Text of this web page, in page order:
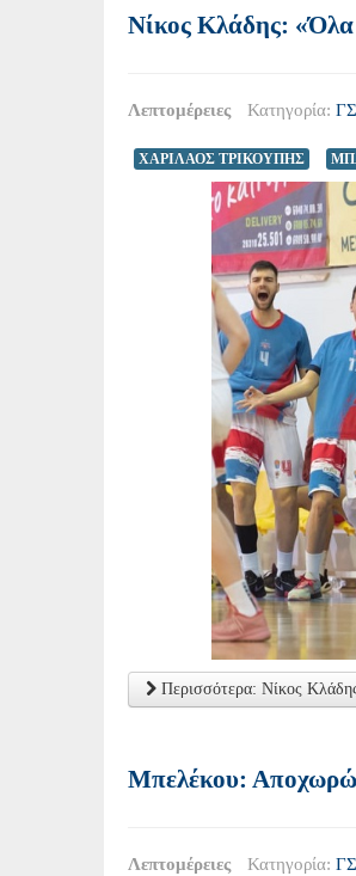
Νίκος Κλάδης: «Όλα
Λεπτομέρειες Κατηγορία:
ΧΑΡΙΛΑΟΣ ΤΡΙΚΟΥΠΗΣ
Περισσότερα: Νίκος
Μπελέκου: Αποχωρώ
Λεπτομέρειες Κατηγορία: